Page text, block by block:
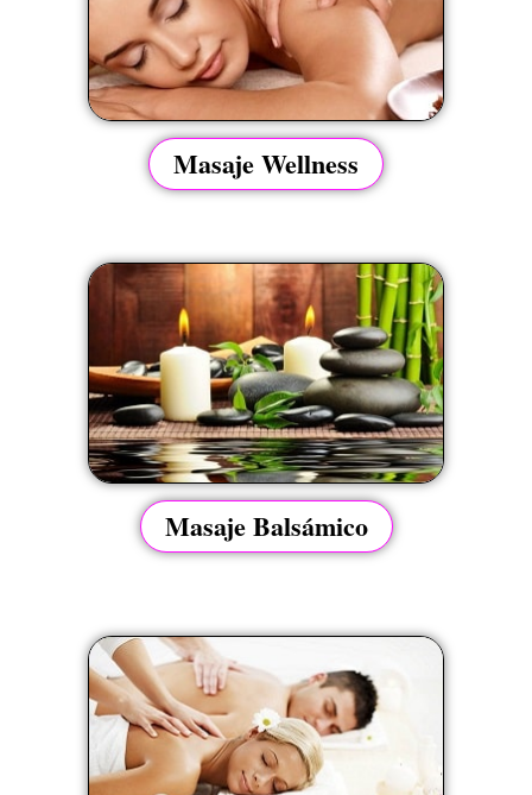
Masaje Wellness
Masaje Balsámico